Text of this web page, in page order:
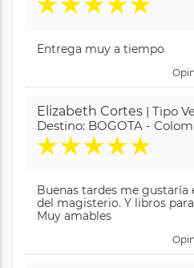
Entrega muy a tiempo
Elizabeth Cortes | Tipo
Destino: BOGOTA -
★★★★★
Buenas tardes me gustaría
del magisterio. Y libros
Muy amables